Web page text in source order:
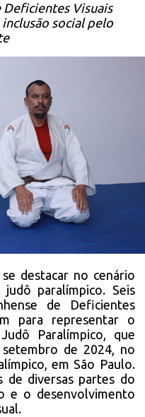
Visuais
social pelo
destacar no cenário
paralímpico. Seis
de Deficientes
para representar o
Paralímpico, que
de 2024, no
em São Paulo.
de diversas partes do
e o desenvolvimento